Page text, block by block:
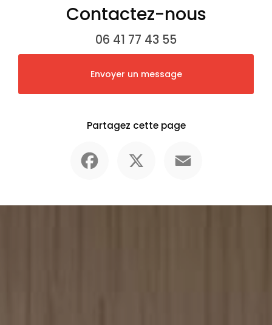
Contactez-nous
06 41 77 43 55
Envoyer un message
Partagez cette page